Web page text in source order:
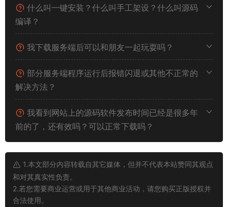
什么叫一键安装？什么叫手工架设？什么叫源码
编译？
我下载服务端后可以和朋友一起玩耍吗？
部分服务端程序运行后报错闪退或其他不正常的
解决方法？
我看到网站上的源码软件发布时间已经是很多年
前的了，还有效吗？可以正常下载吗？
1.本文部分内容转载自其它媒体，但并不代表本站赞同其观点
和对其真实性负责。
2.若您需要商业运营或用于其他商业活动，请您购买正版授权并
合法使用。